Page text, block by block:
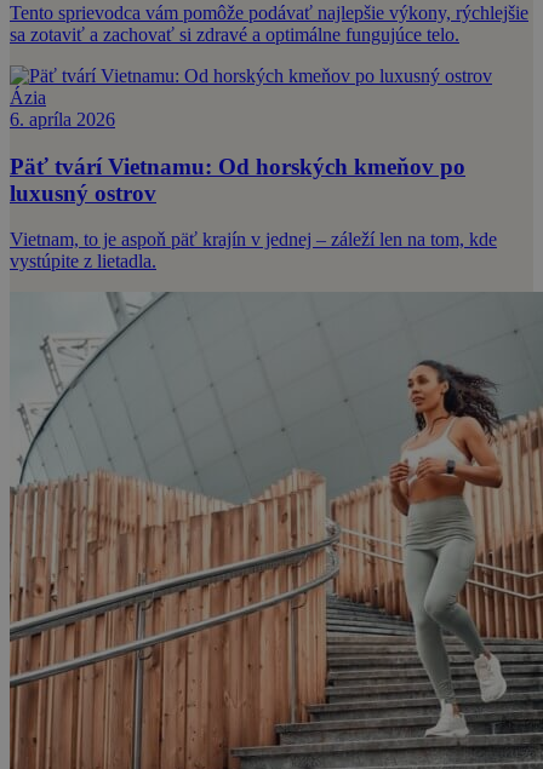
Tento sprievodca vám pomôže podávať najlepšie výkony, rýchlejšie
sa zotaviť a zachovať si zdravé a optimálne fungujúce telo.
Ázia
6. apríla 2026
Päť tvárí Vietnamu: Od horských kmeňov po
luxusný ostrov
Vietnam, to je aspoň päť krajín v jednej – záleží len na tom, kde
vystúpite z lietadla.